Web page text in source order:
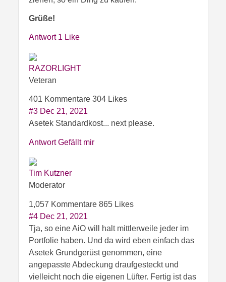
Grüße!
Antwort 1 Like
RAZORLIGHT
Veteran
401 Kommentare 304 Likes
#3 Dec 21, 2021
Asetek Standardkost... next please.
Antwort Gefällt mir
Tim Kutzner
Moderator
1,057 Kommentare 865 Likes
#4 Dec 21, 2021
Tja, so eine AiO will halt mittlerweile jeder im
Portfolie haben. Und da wird eben einfach das
Asetek Grundgerüst genommen, eine
angepasste Abdeckung draufgesteckt und
vielleicht noch die eigenen Lüfter. Fertig ist das